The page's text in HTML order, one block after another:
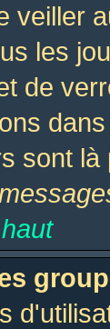
veiller
les
de
sont